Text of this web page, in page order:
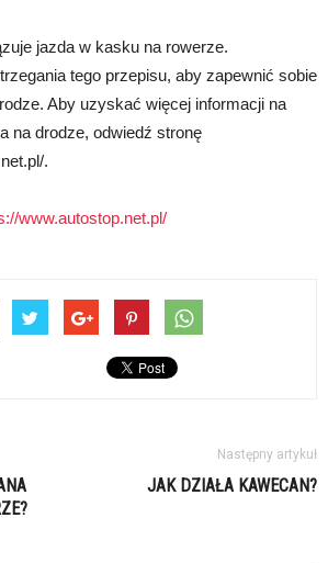
jazda w kasku na rowerze.
tego przepisu, aby zapewnić sobie
Aby uzyskać więcej informacji na
na drodze, odwiedź stronę
.
www.autostop.net.pl/
Następny artykuł
JAK DZIAŁA KAWECAN?